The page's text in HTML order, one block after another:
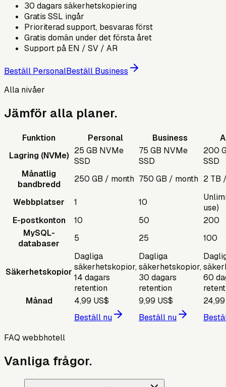
30 dagars säkerhetskopiering
Gratis SSL ingår
Prioriterad support, besvaras först
Gratis domän under det första året
Support på EN / SV / AR
Beställ PersonalBeställ Business
Alla nivåer
Jämför alla planer.
Funktion Personal Business
Lagring (NVMe) 25 GB NVMe
SSD
75 GB NVMe
SSD
200
SSD
Månatlig
bandbredd
250 GB / month 750 GB / month 2 TB
Webbplatser 1 10
use)
E-postkonton
10 50
200
MySQL-
databaser
5 25 100
Säkerhetskopior
Dagliga
säkerhetskopior,
14 dagars
retention
Dagliga
säkerhetskopior,
30 dagars
retention
60
Månad
4,99 US$ 9,99 US$
Beställ nu
Beställ nu
FAQ webbhotell
Vanliga frågor.